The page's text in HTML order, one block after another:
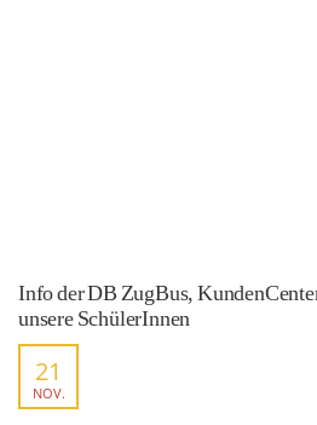
Info der DB ZugBus,
unsere SchülerInnen
21
NOV.